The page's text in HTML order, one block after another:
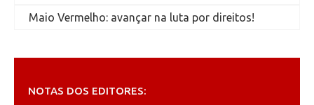
Maio Vermelho: avançar na luta por direitos!
NOTAS DOS EDITORES: